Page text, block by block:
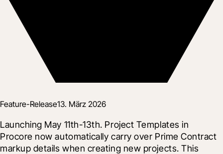
Feature-Release13. März 2026
Launching May 11th-13th. Project Templates in
Procore now automatically carry over Prime Contract
markup details when creating new projects. This